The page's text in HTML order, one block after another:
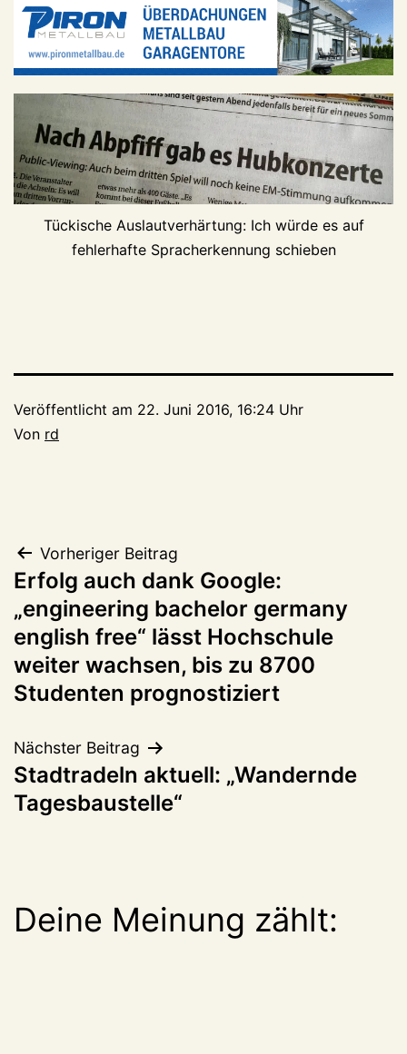
Tückische Auslautverhärtung: Ich würde es auf
fehlerhafte Spracherkennung schieben
Veröffentlicht am 22. Juni 2016, 16:24 Uhr
Von rd
Beitragsnavigation
Vorheriger Beitrag
Erfolg auch dank Google:
„engineering bachelor germany
english free“ lässt Hochschule
weiter wachsen, bis zu 8700
Studenten prognostiziert
Nächster Beitrag
Stadtradeln aktuell: „Wandernde
Tagesbaustelle“
Deine Meinung zählt: